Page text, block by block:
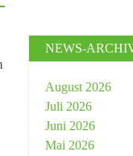
NEWS-
August 2026
Juli 2026
Juni 2026
Mai 2026